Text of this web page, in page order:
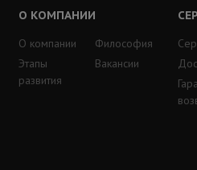
О КОМПАНИИ
О компании
Этапы
развития
Философия
Вакансии